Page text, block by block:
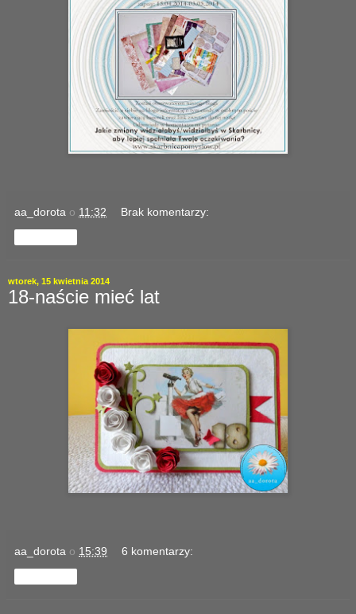
aa_dorota o 11:32 Brak komentarzy:
wtorek, 15 kwietnia 2014
18-naście mieć lat
aa_dorota o 15:39 6 komentarzy: